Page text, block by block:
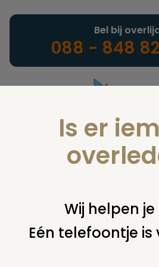
Landelijke
Bel bij
088 - 848
U bent hier: home nieuws & agenda
Is er
Wij helpen
Eén telefoontje